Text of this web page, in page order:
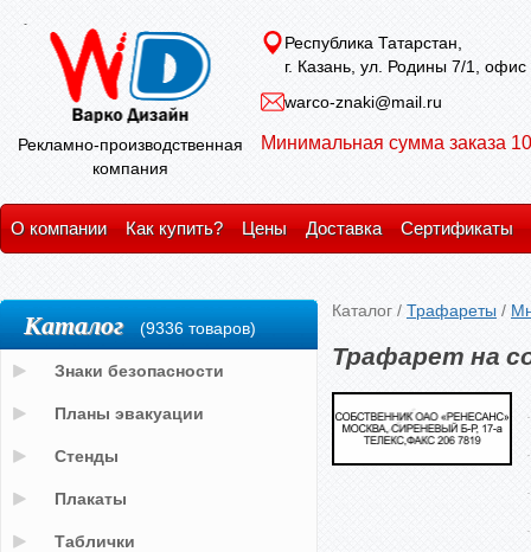
Рекламно-производственная
компания
Республика Татарстан,
г. Казань, ул. Родины 7/1, офис
warco-znaki@mail.ru
Минимальная сумма заказа
О компании Как купить? Цены Доставка Сертификаты
Каталог / Трафареты /
Трафарет на
Каталог (9336 товаров)
Знаки безопасности
Планы эвакуации
Стенды
Плакаты
Таблички